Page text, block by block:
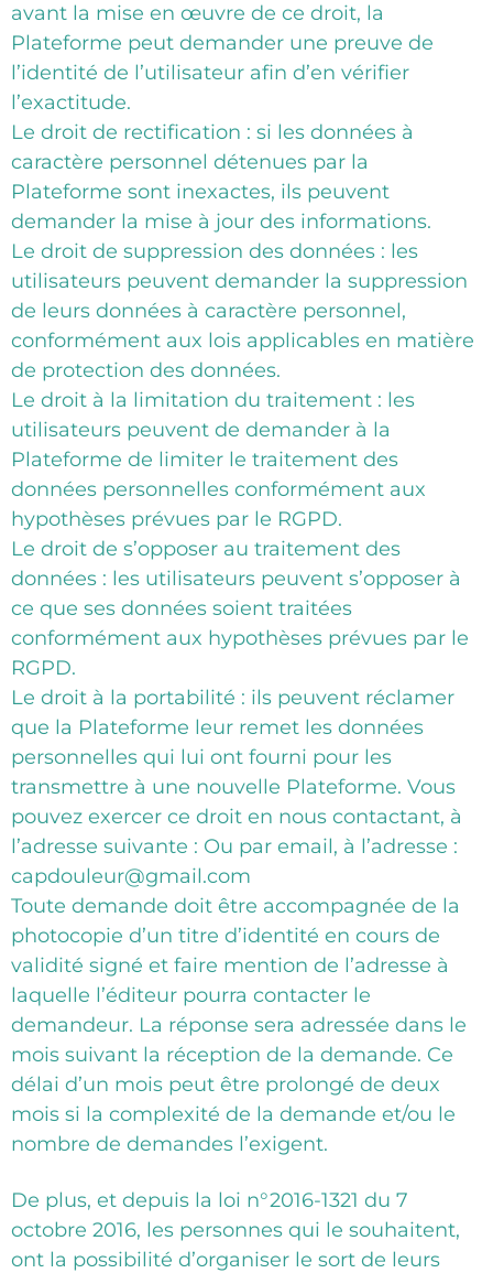
avant la mise en œuvre de ce droit, la
Plateforme peut demander une preuve de
l’identité de l’utilisateur afin d’en vérifier
l’exactitude.
Le droit de rectification : si les données à
caractère personnel détenues par la
Plateforme sont inexactes, ils peuvent
demander la mise à jour des informations.
Le droit de suppression des données : les
utilisateurs peuvent demander la suppression
de leurs données à caractère personnel,
conformément aux lois applicables en matière
de protection des données.
Le droit à la limitation du traitement : les
utilisateurs peuvent de demander à la
Plateforme de limiter le traitement des
données personnelles conformément aux
hypothèses prévues par le RGPD.
Le droit de s’opposer au traitement des
données : les utilisateurs peuvent s’opposer à
ce que ses données soient traitées
conformément aux hypothèses prévues par le
RGPD.
Le droit à la portabilité : ils peuvent réclamer
que la Plateforme leur remet les données
personnelles qui lui ont fourni pour les
transmettre à une nouvelle Plateforme. Vous
pouvez exercer ce droit en nous contactant, à
l’adresse suivante : Ou par email, à l’adresse :
capdouleur@gmail.com
Toute demande doit être accompagnée de la
photocopie d’un titre d’identité en cours de
validité signé et faire mention de l’adresse à
laquelle l’éditeur pourra contacter le
demandeur. La réponse sera adressée dans le
mois suivant la réception de la demande. Ce
délai d’un mois peut être prolongé de deux
mois si la complexité de la demande et/ou le
nombre de demandes l’exigent.
De plus, et depuis la loi n°2016-1321 du 7
octobre 2016, les personnes qui le souhaitent,
ont la possibilité d’organiser le sort de leurs